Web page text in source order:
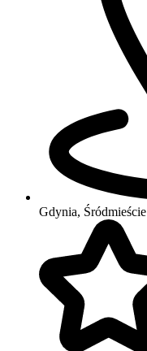
Gdynia, Śródmieście